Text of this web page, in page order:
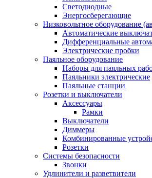
Светодиодные
Энергосберегающие
Низковольтное оборудование
Автоматические
Дифференциальные
Электрические пробки
Паяльное оборудование
Наборы для паяльных
Паяльники электрические
Паяльные станции
Розетки и выключатели
Аксессуары
Рамки
Выключатели
Диммеры
Комбинированные
Розетки
Системы безопасности
Звонки
Удлинители и разветвители